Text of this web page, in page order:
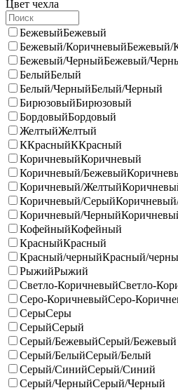
Цвет чехла
БежевыйБежевый
Бежевый/КоричневыйБежевый/
Бежевый/ЧерныйБежевый/
БелыйБелый
Белый/ЧерныйБелый/Черный
БирюзовыйБирюзовый
БордовыйБордовый
ЖелтыйЖелтый
ККрасныйККрасный
КоричневыйКоричневый
Коричневый/Бежевый
Коричневый/Желтый
Коричневый/Серый
Коричневый/Черный
КофейныйКофейный
КрасныйКрасный
Красный/черныйКрасный/
РыжийРыжий
Светло-КоричневыйСветло-
Серо-КоричневыйСеро-
СерыСеры
СерыйСерый
Серый/БежевыйСерый/Бежевый
Серый/БелыйСерый/Белый
Серый/СинийСерый/Синий
Серый/ЧерныйСерый/Черный